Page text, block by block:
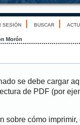
SESIÓN BUSCAR
Morón
se debe cargar
de PDF (por
sobre cómo